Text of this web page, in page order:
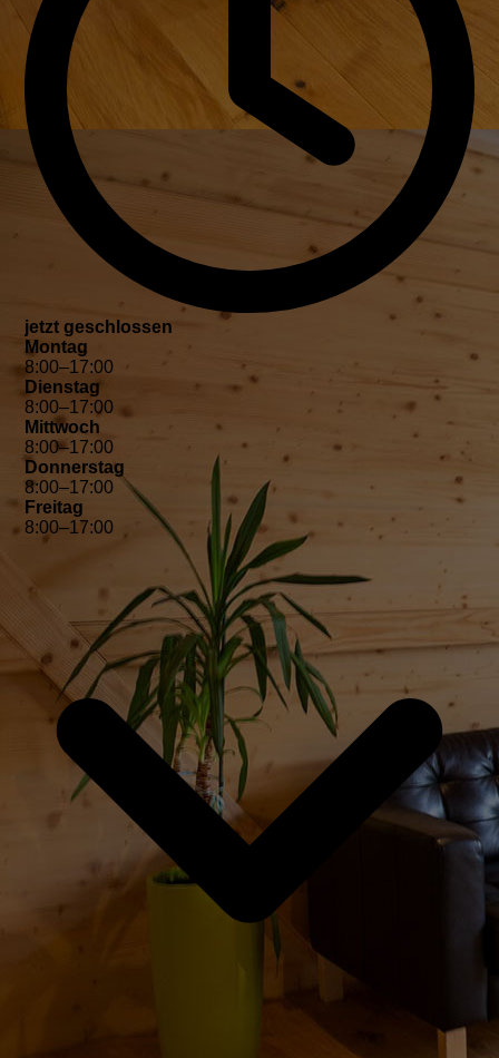
jetzt geschlossen
Montag
8:00–17:00
Dienstag
8:00–17:00
Mittwoch
8:00–17:00
Donnerstag
8:00–17:00
Freitag
8:00–17:00